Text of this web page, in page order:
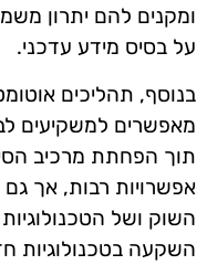
ומקנים להם יתרון
על בסיס מידע עדכני.
בנוסף, תהליכים
מאפשרים למשקיעים
תוך הפחתת מרכיב
אפשרויות רבות, אך
השוק ושל
השקעה בטכנולוגיות